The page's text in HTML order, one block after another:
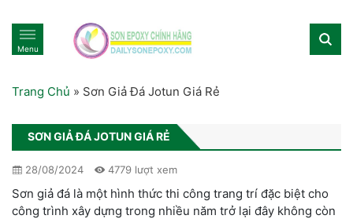
Menu
Trang Chủ » Sơn Giả Đá Jotun Giá Rẻ
SƠN GIẢ ĐÁ JOTUN GIÁ RẺ
28/08/2024 4779 lượt xem
Sơn giả đá là một hình thức thi công trang trí đặc biệt cho
công trình xây dựng trong nhiều năm trở lại đây không còn